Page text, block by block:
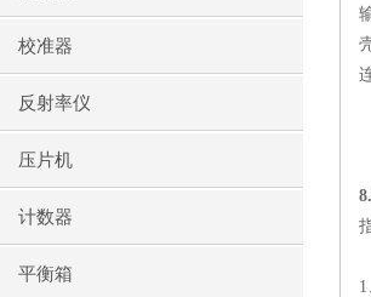
校准器
反射率仪
压片机
计数器
平衡箱
8.
1